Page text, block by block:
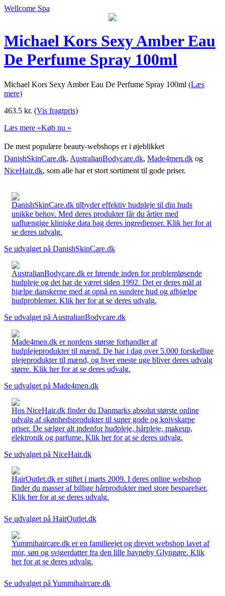
Wellcome Spa
Michael Kors Sexy Amber Eau
De Perfume Spray 100ml
Michael Kors Sexy Amber Eau De Perfume Spray 100ml (Læs
mere)
463.5 kr. (Vis fragtpris)
Læs mere »Køb nu »
De mest populære beauty-webshops er i øjeblikket
DanishSkinCare.dk, AustralianBodycare.dk, Made4men.dk og
NiceHair.dk, som alle har et stort sortiment til gode priser.
DanishSkinCare.dk tilbyder effektiv hudpleje til din huds
unikke behov. Med deres produkter får du årtier med
uafhængige kliniske data bag deres ingredienser. Klik her for at
se deres udvalg.
Se udvalget på DanishSkinCare.dk
AustralianBodycare.dk er førende inden for problemløsende
hudpleje og det har de været siden 1992. Det er deres mål at
hjælpe danskerne med at opnå en sundere hud og afhjælpe
hudproblemer. Klik her for at se deres udvalg.
Se udvalget på AustralianBodycare.dk
Made4men.dk er nordens største forhandler af
hudplejeprodukter til mænd. De har i dag over 5.000 forskellige
plejeprodukter til mænd, og hver eneste uge bliver deres udvalg
større. Klik her for at se deres udvalg.
Se udvalget på Made4men.dk
Hos NiceHair.dk finder du Danmarks absolut største online
udvalg af skønhedsprodukter til super gode og knivskarpe
priser. De sælger alt indenfor hudpleje, hårpleje, makeup,
elektronik og parfume. Klik her for at se deres udvalg.
Se udvalget på NiceHair.dk
HairOutlet.dk er stiftet i marts 2009. I deres online webshop
finder du masser af billige hårprodukter med store besparelser.
Klik her for at se deres udvalg.
Se udvalget på HairOutlet.dk
Yummihaircare.dk er en familieejet og drevet webshop lavet af
mor, søn og svigerdatter fra den lille havneby Glyngøre. Klik
her for at se deres udvalg.
Se udvalget på Yummihaircare.dk